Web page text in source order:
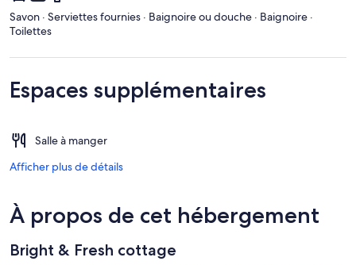
Savon · Serviettes fournies · Baignoire ou douche · Baignoire ·
Toilettes
Espaces supplémentaires
Salle à manger
Afficher plus de détails
À propos de cet hébergement
Bright & Fresh cottage